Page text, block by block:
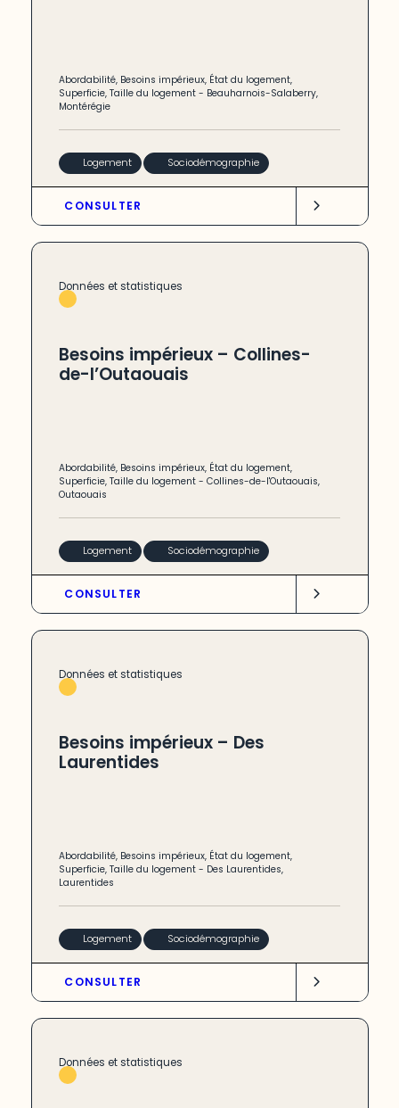
Abordabilité, Besoins impérieux, État du logement,
Superficie,Taille du logement - Beauharnois-Salaberry,
Montérégie
Logement Sociodémographie
CONSULTER
Données et statistiques
Besoins impérieux – Collines-
de-l’Outaouais
Abordabilité, Besoins impérieux, État du logement,
Superficie,Taille du logement -Collines-de-l'Outaouais,
Outaouais
Logement Sociodémographie
CONSULTER
Données et statistiques
Besoins impérieux – Des
Laurentides
Abordabilité, Besoins impérieux, État du logement,
Superficie,Taille du logement - Des Laurentides,
Laurentides
Logement Sociodémographie
CONSULTER
Données et statistiques